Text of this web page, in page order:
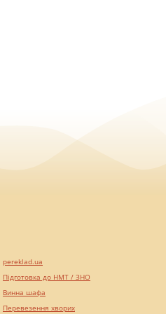
pereklad.ua
Підготовка до НМТ / ЗНО
Винна шафа
Перевезення хворих